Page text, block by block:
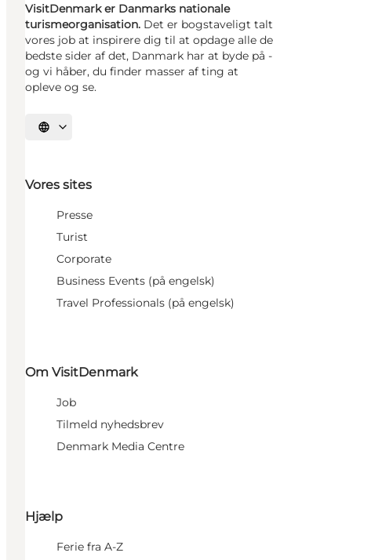
VisitDenmark er Danmarks nationale
turismeorganisation. Det er bogstaveligt talt
vores job at inspirere dig til at opdage alle de
bedste sider af det, Danmark har at byde på -
og vi håber, du finder masser af ting at
opleve og se.
Vælg sprog
Vores sites
Presse
Turist
Corporate
Business Events (på engelsk)
Travel Professionals (på engelsk)
Om VisitDenmark
Job
Tilmeld nyhedsbrev
Denmark Media Centre
Hjælp
Ferie fra A-Z